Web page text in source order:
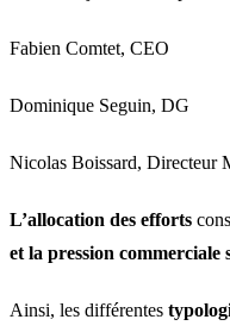
Fabien Comtet, CEO
Dominique Seguin, DG
Nicolas Boissard, Directeur
L’allocation des efforts
et la pression commerciale
Ainsi, les différentes